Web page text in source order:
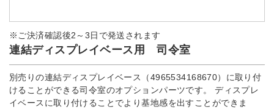
※ご決済確認後2～3日で発送されます
連結ディスプレイベース用 司令室
別売りの連結ディスプレイベース（4965534168670）に取り付
けることができる司令室のオプションパーツです。 ディスプレ
イベースに取り付けることでより基地感を出すことができま